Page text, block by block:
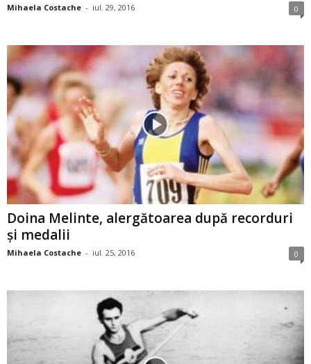
Mihaela Costache - iul. 29, 2016 0
Doina Melinte, alergătoarea după recorduri
şi medalii
Mihaela Costache - iul. 25, 2016 0